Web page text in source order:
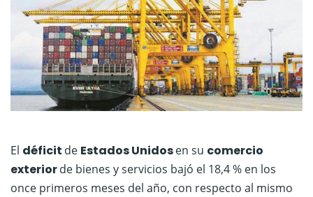
El déficit de Estados Unidosen su comercio
exteriorde bienes y servicios bajó el 18,4 % en los
once primeros meses del año, con respecto al mismo